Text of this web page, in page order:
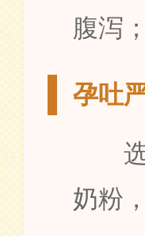
腹泻；
孕吐
奶粉